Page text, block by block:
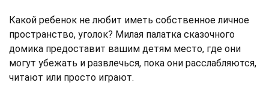
Какой ребенок не любит иметь собственное личное
пространство, уголок? Милая палатка сказочного
домика предоставит вашим детям место, где они
могут убежать и развлечься, пока они расслабляются,
читают или просто играют.